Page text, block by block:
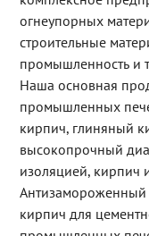
огнеупорных
строительные
промышленность и
Наша основная
промышленных
кирпич, глиняный
высокопрочный
изоляцией, кирпич
кирпич для